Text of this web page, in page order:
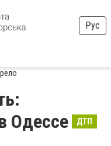
Рус
Одессе
ДТП